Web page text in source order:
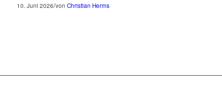
10. Juni 2026/von Christian Herms